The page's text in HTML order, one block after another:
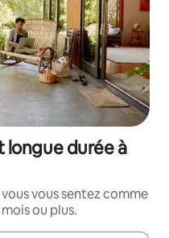
longue durée à
vous sentez comme
ou plus.